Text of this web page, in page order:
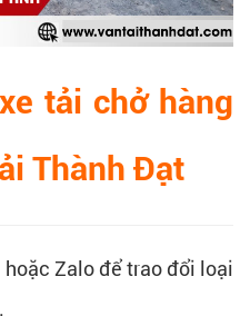
tải chở hàng
Thành Đạt
Zalo để trao đổi loại